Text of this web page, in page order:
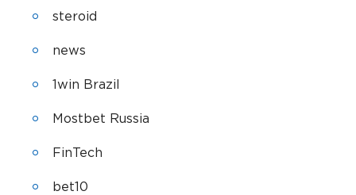
steroid
news
1win Brazil
Mostbet Russia
FinTech
bet10